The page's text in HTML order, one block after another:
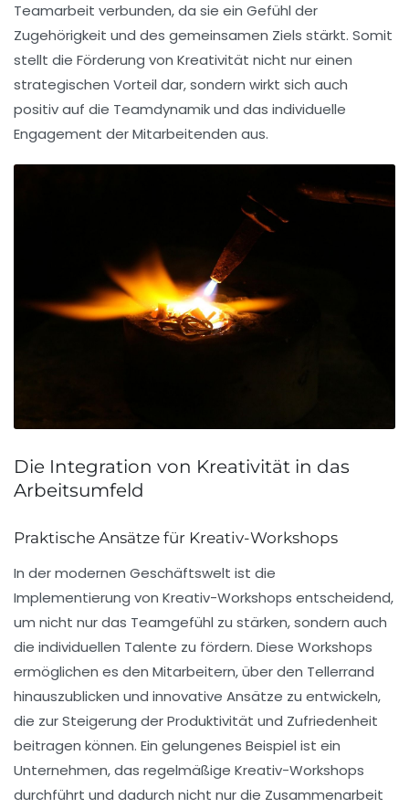
Teamarbeit verbunden, da sie ein Gefühl der
Zugehörigkeit und des gemeinsamen Ziels stärkt. Somit
stellt die Förderung von Kreativität nicht nur einen
strategischen Vorteil dar, sondern wirkt sich auch
positiv auf die Teamdynamikund das individuelle
Engagement der Mitarbeitenden aus.
Die Integration von Kreativität in das
Arbeitsumfeld
Praktische Ansätze für Kreativ-Workshops
In der modernen Geschäftswelt ist die
Implementierung von Kreativ-Workshops entscheidend,
um nicht nur das Teamgefühl zu stärken, sondern auch
die individuellen Talente zu fördern. Diese Workshops
ermöglichen es den Mitarbeitern, über den Tellerrand
hinauszublicken und innovative Ansätze zu entwickeln,
die zur Steigerung derProduktivität und Zufriedenheit
beitragen können. Ein gelungenes Beispiel ist ein
Unternehmen, das regelmäßige Kreativ-Workshops
durchführt und dadurch nicht nur die Zusammenarbeit